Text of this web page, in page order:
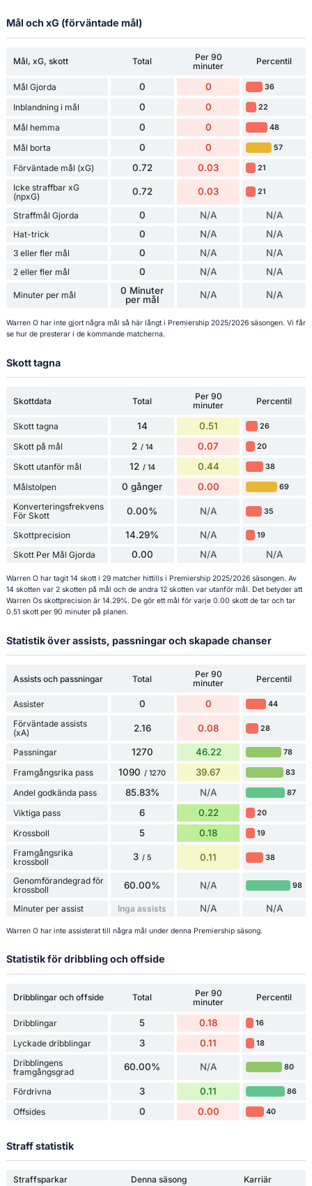
Mål och xG (förväntade mål)
Mål, xG, skott Total
Per 90
minuter
Percentil
Mål Gjorda 0 0 36
Inblandning i mål 0 0 22
Mål hemma 0 0 48
Mål borta 0 0 57
Förväntade mål (xG) 0.72 0.03 21
Icke straffbar xG
(npxG)
0.72 0.03 21
Straffmål Gjorda 0 N/A N/A
Hat-trick 0 N/A N/A
3 eller fler mål 0 N/A N/A
2 eller fler mål 0 N/A N/A
Minuter per mål
0 Minuter
per mål
N/A N/A
Warren O har inte gjort några mål så här långt i Premiership 2025/2026 säsongen. Vi får
se hur de presterar i de kommande matcherna.
Skott tagna
Skottdata Total
Per 90
minuter
Percentil
Skott tagna 14 0.51 26
Skott på mål 2 / 14 0.07 20
Skott utanför mål 12 / 14 0.44 38
Målstolpen 0 gånger 0.00 69
Konverteringsfrekvens
För Skott
0.00% N/A 35
Skottprecision 14.29% N/A 19
Skott Per Mål Gjorda 0.00 N/A N/A
Warren O har tagit 14 skott i 29 matcher hittills i Premiership 2025/2026 säsongen. Av
14 skotten var 2 skotten på mål och de andra 12 skotten var utanför mål. Det betyder att
Warren Os skottprecision är 14.29%. De gör ett mål för varje 0.00 skott de tar och tar
0.51 skott per 90 minuter på planen.
Statistik över assists, passningar och skapade chanser
Assists och passningar Total
Per 90
minuter
Percentil
Assister 0 0 44
Förväntade assists
(xA)
2.16 0.08 28
Passningar 1270 46.22 78
Framgångsrika pass 1090 / 1270 39.67 83
Andel godkända pass 85.83% N/A 87
Viktiga pass 6 0.22 20
Krossboll 5 0.18 19
Framgångsrika
krossboll
3 / 5 0.11 38
Genomförandegrad för
krossboll
60.00% N/A 98
Minuter per assist Inga assists N/A N/A
Warren O har inte assisterat till några mål under denna Premiership säsong.
Statistik för dribbling och offside
Dribblingar och offside Total
Per 90
minuter
Percentil
Dribblingar 5 0.18 16
Lyckade dribblingar 3 0.11 18
Dribblingens
framgångsgrad
60.00% N/A 80
Fördrivna 3 0.11 86
Offsides 0 0.00 40
Straff statistik
Straffsparkar Denna säsong
Karriär